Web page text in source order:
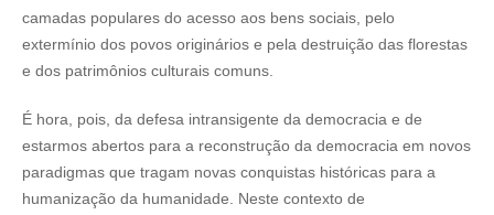
camadas populares do acesso aos bens sociais, pelo
extermínio dos povos originários e pela destruição das florestas
e dos patrimônios culturais comuns.
É hora, pois, da defesa intransigente da democracia e de
estarmos abertos para a reconstrução da democracia em novos
paradigmas que tragam novas conquistas históricas para a
humanização da humanidade. Neste contexto de